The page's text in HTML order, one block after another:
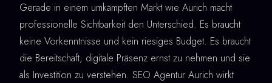
Gerade in einem umkämpften Markt wie Aurich macht
professionelle Sichtbarkeit den Unterschied. Es braucht
keine Vorkenntnisse und kein riesiges Budget. Es braucht
die Bereitschaft, digitale Präsenz ernst zu nehmen und sie
als Investition zu verstehen. SEO Agentur Aurich wirkt